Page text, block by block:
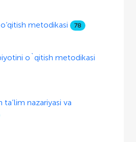
metodikasi 78
o`qitish metodikasi
ta’lim nazariyasi va